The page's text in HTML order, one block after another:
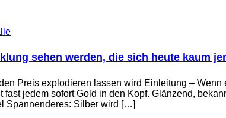
sehen werden, die sich heute kaum
Preis explodieren lassen wird Einleitung –
jedem sofort Gold in den Kopf. Glänzend,
Spannenderes: Silber wird […]